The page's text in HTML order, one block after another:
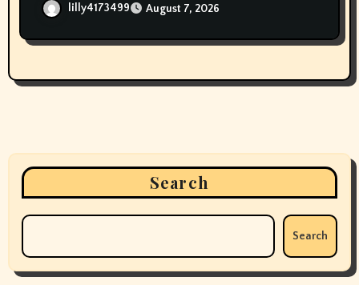
lilly4173499 August 7, 2026
Search
Search